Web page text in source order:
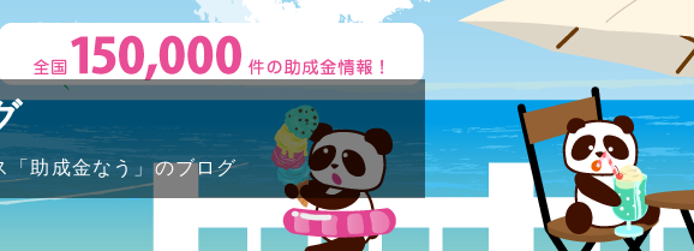
「助成金なう」のブログ